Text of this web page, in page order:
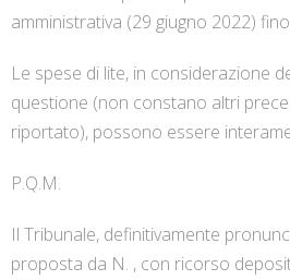
amministrativa (29 giugno 2022)
Le spese di lite, in considerazione
questione (non constano altri
riportato), possono essere
P.Q.M.
Il Tribunale, definitivamente
proposta da N. , con ricorso